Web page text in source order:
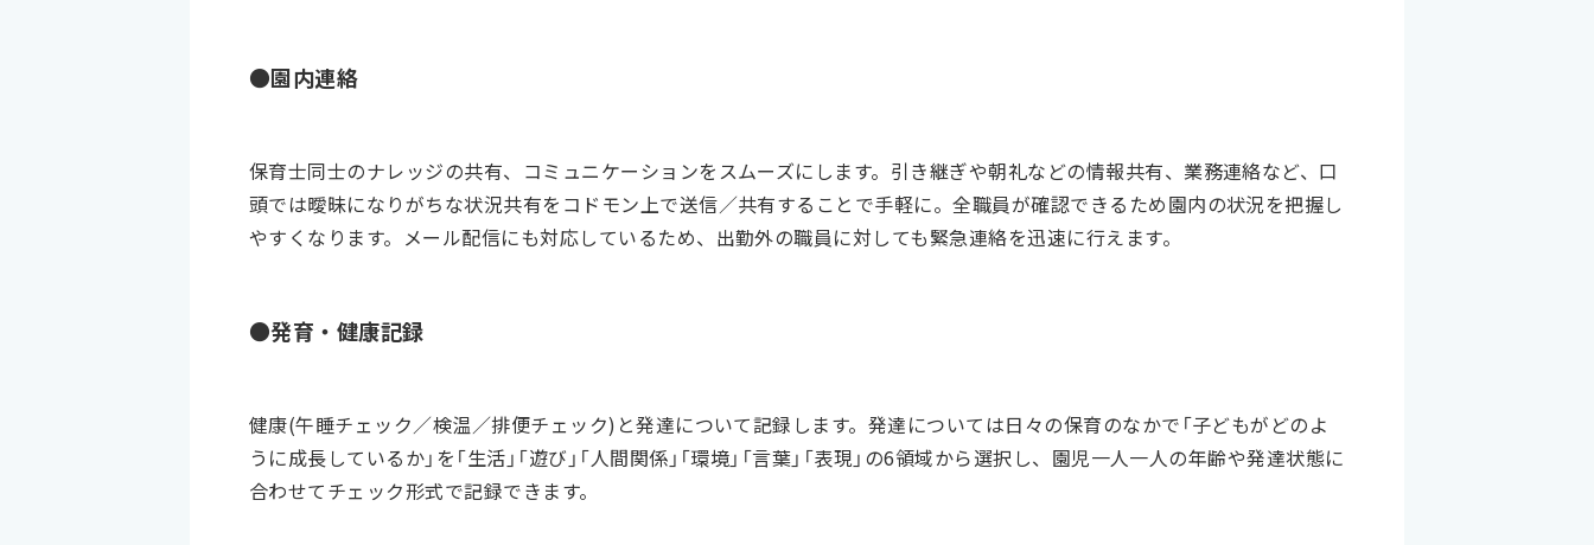
●園内連絡
保育士同士のナレッジの共有、コミュニケーションをスムーズにします。引き継ぎや朝礼などの情報共有、業務連絡など、口
頭では曖昧になりがちな状況共有をコドモン上で送信／共有することで手軽に。全職員が確認できるため園内の状況を把握し
やすくなります。メール配信にも対応しているため、出勤外の職員に対しても緊急連絡を迅速に行えます。
●発育・健康記録
健康(午睡チェック／検温／排便チェック)と発達について記録します。発達については日々の保育のなかで「子どもがどのよ
うに成長しているか」を「生活」「遊び」「人間関係」「環境」「言葉」「表現」の6領域から選択し、園児一人一人の年齢や発達状態に
合わせてチェック形式で記録できます。